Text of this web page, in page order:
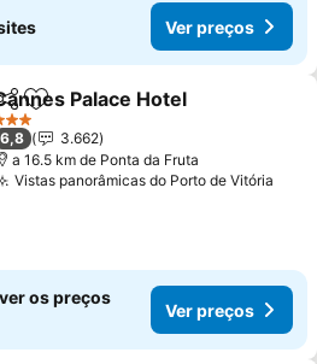
Ver preços
Adicionar aos favoritos
Palace Hotel
Estrelas
6,8
3.662
a 16.5 km de Ponta da Fruta
Vistas panorâmicas do Porto de Vitória
os preços
Ver preços